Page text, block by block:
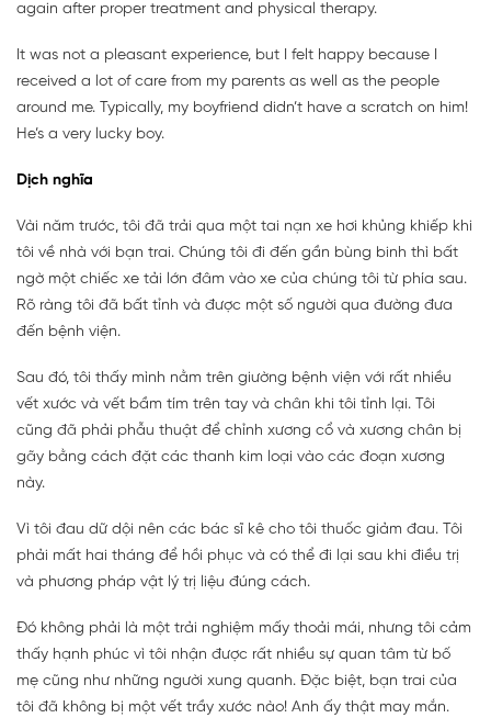
again after proper treatment and physical therapy.
It was not a pleasant experience, but I felt happy because I
received a lot of care from my parents as well as the people
around me. Typically, my boyfriend didn’t have a scratch on him!
He’s a very lucky boy.
Dịch nghĩa
Vài năm trước, tôi đã trải qua một tai nạn xe hơi khủng khiếp khi
tôi về nhà với bạn trai. Chúng tôi đi đến gần bùng binh thì bất
ngờ một chiếc xe tải lớn đâm vào xe của chúng tôi từ phía sau.
Rõ ràng tôi đã bất tỉnh và được một số người qua đường đưa
đến bệnh viện.
Sau đó, tôi thấy mình nằm trên giường bệnh viện với rất nhiều
vết xước và vết bầm tím trên tay và chân khi tôi tỉnh lại. Tôi
cũng đã phải phẫu thuật để chỉnh xương cổ và xương chân bị
gãy bằng cách đặt các thanh kim loại vào các đoạn xương
này.
Vì tôi đau dữ dội nên các bác sĩ kê cho tôi thuốc giảm đau. Tôi
phải mất hai tháng để hồi phục và có thể đi lại sau khi điều trị
và phương pháp vật lý trị liệu đúng cách.
Đó không phải là một trải nghiệm mấy thoải mái, nhưng tôi cảm
thấy hạnh phúc vì tôi nhận được rất nhiều sự quan tâm từ bố
mẹ cũng như những người xung quanh. Đặc biệt, bạn trai của
tôi đã không bị một vết trầy xước nào! Anh ấy thật may mắn.